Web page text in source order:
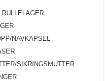
RULLELAGER
NAVKAPSEL
SIKRINGSMUTTER